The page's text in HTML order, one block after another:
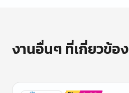
งานอื่นๆ ที่เกี่ยวข้อง